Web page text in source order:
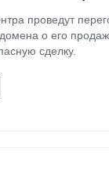
проведут
о его
сделку.